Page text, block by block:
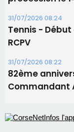
Corte –
projection
06/08/2026 15:04
Alata - Soirée
Benedetto
05/08/2026 09:53
procession le